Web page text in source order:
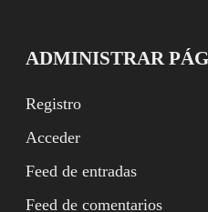
ADMINISTRAR
Registro
Acceder
Feed de entradas
Feed de comentarios